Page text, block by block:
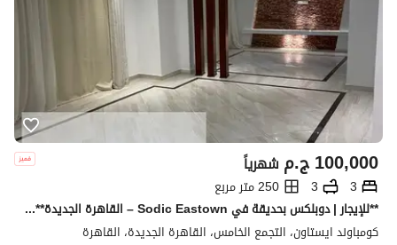
ج.م100,000 شهرياً
3
3
250 متر مربع
**للإيجار | دوبلكس بحديقة في Sodic Eastown – القاهرة الجديدة** استمتع بأسلوب حياة راقٍ داخل **Sodic Eastown**، أحد أكثر المجتمعات السكنية تميزًا
كومباوند ايستاون، التجمع الخامس، القاهرة الجديدة، القاهرة